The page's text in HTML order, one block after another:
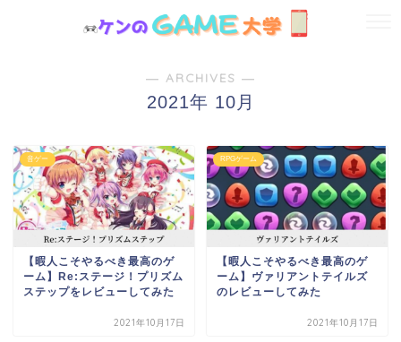
― ARCHIVES ―
2021年 10月
音ゲー
【暇人こそやるべき最高のゲ
ーム】Re:ステージ！プリズム
ステップをレビューしてみた
2021年10月17日
RPGゲーム
【暇人こそやるべき最高のゲ
ーム】ヴァリアントテイルズ
のレビューしてみた
2021年10月17日